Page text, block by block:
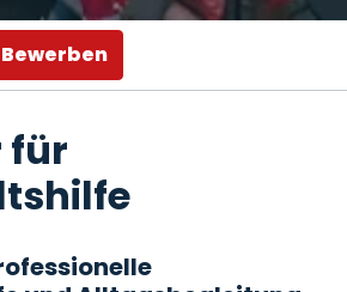
Bewerben
für